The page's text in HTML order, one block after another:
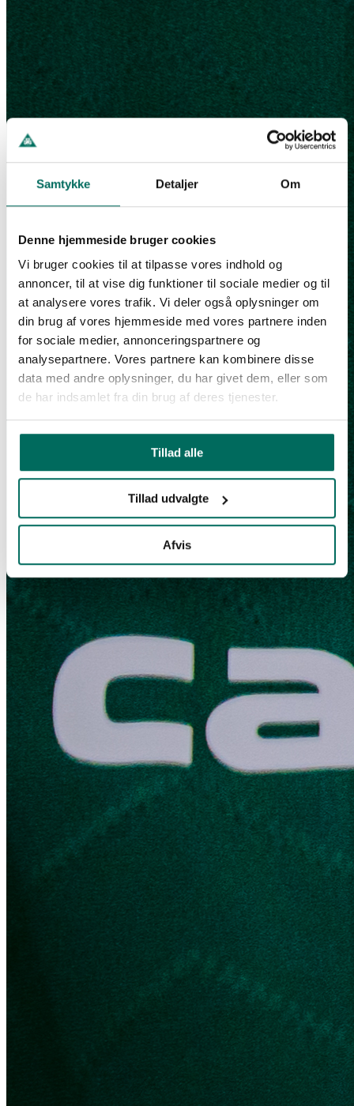
Samtykke Detaljer Om
Denne hjemmeside bruger cookies
Vi bruger cookies til at tilpasse vores indhold og
annoncer, til at vise dig funktioner til sociale medier og til
at analysere vores trafik. Vi deler også oplysninger om
din brug af vores hjemmeside med vores partnere inden
for sociale medier, annonceringspartnere og
analysepartnere. Vores partnere kan kombinere disse
data med andre oplysninger, du har givet dem, eller som
de har indsamlet fra din brug af deres tjenester.
Tillad alle
Tillad udvalgte
Afvis